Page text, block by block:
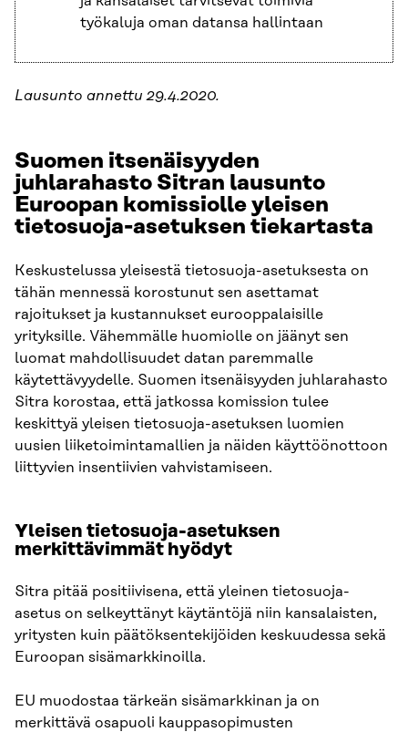
työkaluja oman datansa hallintaan
Lausunto annettu 29.4.2020.
Suomen itsenäisyyden
juhlarahasto Sitran lausunto
Euroopan komissiolle yleisen
tietosuoja-asetuksen tiekartasta
Keskustelussa yleisestä tietosuoja-asetuksesta on
tähän mennessä korostunut sen asettamat
rajoitukset ja kustannukset eurooppalaisille
yrityksille. Vähemmälle huomiolle on jäänyt sen
luomat mahdollisuudet datan paremmalle
käytettävyydelle. Suomen itsenäisyyden juhlarahasto
Sitra korostaa, että jatkossa komission tulee
keskittyä yleisen tietosuoja-asetuksen luomien
uusien liiketoimintamallien ja näiden käyttöönottoon
liittyvien insentiivien vahvistamiseen.
Yleisen tietosuoja-asetuksen
merkittävimmät hyödyt
Sitra pitää positiivisena, että yleinen tietosuoja-
asetus on selkeyttänyt käytäntöjä niin kansalaisten,
yritysten kuin päätöksentekijöiden keskuudessa sekä
Euroopan sisämarkkinoilla.
EU muodostaa tärkeän sisämarkkinan ja on
merkittävä osapuoli kauppasopimusten